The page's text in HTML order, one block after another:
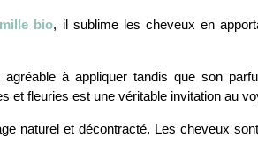
bio, il sublime les cheveux en
à appliquer tandis que son
et fleuries est une véritable invitation au
naturel et décontracté. Les cheveux